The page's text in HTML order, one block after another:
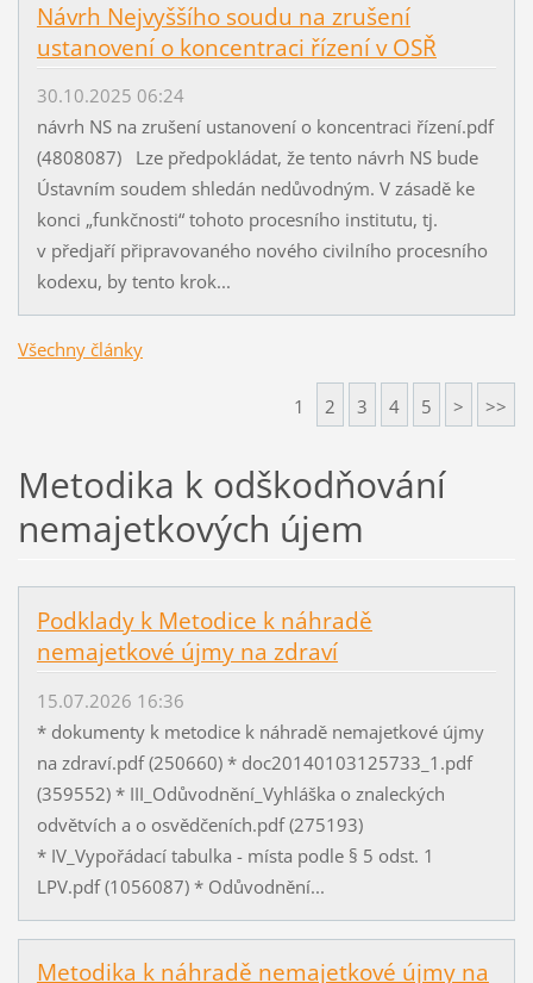
Návrh Nejvyššího soudu na zrušení
ustanovení o koncentraci řízení v OSŘ
30.10.2025 06:24
návrh NS na zrušení ustanovení o koncentraci řízení.pdf
(4808087) Lze předpokládat, že tento návrh NS bude
Ústavním soudem shledán nedůvodným. V zásadě ke
konci „funkčnosti“ tohoto procesního institutu, tj.
v předjaří připravovaného nového civilního procesního
kodexu, by tento krok...
Všechny články
1 2 3 4 5 > >>
Metodika k odškodňování
nemajetkových újem
Podklady k Metodice k náhradě
nemajetkové újmy na zdraví
15.07.2026 16:36
* dokumenty k metodice k náhradě nemajetkové újmy
na zdraví.pdf (250660) * doc20140103125733_1.pdf
(359552) * III_Odůvodnění_Vyhláška o znaleckých
odvětvích a o osvědčeních.pdf (275193)
* IV_Vypořádací tabulka - místa podle § 5 odst. 1
LPV.pdf (1056087) * Odůvodnění...
Metodika k náhradě nemajetkové újmy na